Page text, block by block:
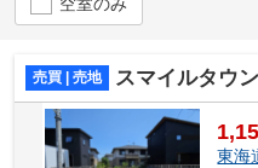
売買 | 売地 スマイルタウ
東海